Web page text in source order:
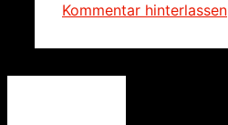
Kommentar hinterlassen